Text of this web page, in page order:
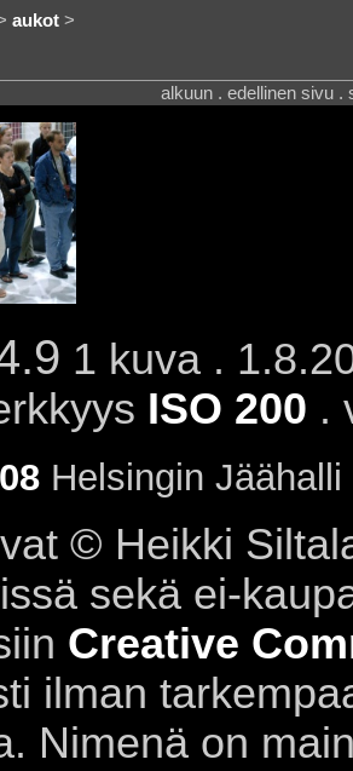
aukot>
alkuun . edellinen sivu .
1 kuva .
ISO 200 .
Helsingin Jäähalli
© Heikki
sekä ei-
Creative
ilman
Nimenä on